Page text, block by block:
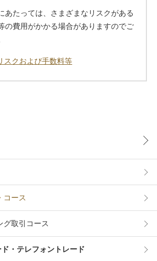
あたっては、さまざまなリスクがある
の費用がかかる場合がありますのでご
スクおよび手数料等
コース
グ取引コース
・テレフォントレード